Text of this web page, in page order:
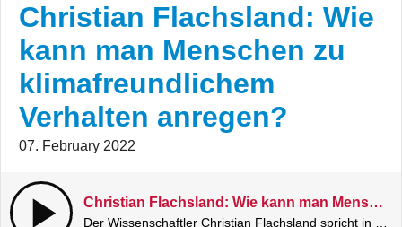
Christian Flachsland: Wie
kann man Menschen zu
klimafreundlichem
Verhalten anregen?
07. February 2022
Christian Flachsland: Wie kann man Menschen zu klimafreundlichem Verhalten anregen?